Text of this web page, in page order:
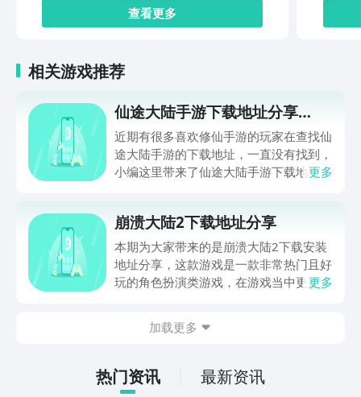
查看更多
相关游戏推荐
仙途大陆手游下载地址分享
2022
近期有很多喜欢修仙手游的玩家在查找仙
途大陆手游的下载地址，一直没有找到，
小编这里带来了仙途大陆手游下载地址分
都会有一种非常亲近的感觉，一起看看这
款游戏有哪些亮点吧。
更多
崩溃大陆2下载地址分享
本期为大家带来的是崩溃大陆2下载安装
地址分享，这款游戏是一款非常热门且好
玩的角色扮演类游戏，在游戏当中更是有
以及各种转盘玩法等等在游戏当中都有所
供玩家们更好的打怪，感兴趣的就一起来
往下看看吧。
更多
加载更多
热门资讯 最新资讯